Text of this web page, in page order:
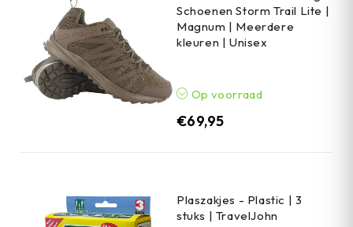
Schoenen Storm Trail Lite |
Magnum | Meerdere
kleuren | Unisex
Op voorraad
€69,95
Plaszakjes - Plastic | 3
stuks | TravelJohn